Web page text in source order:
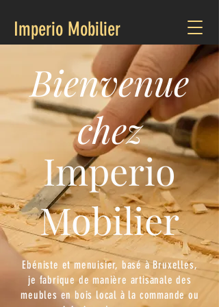
Imperio Mobilier
Bienvenue
chez
Imperio
Mobilier
Ebéniste et menuisier, basé à Bruxelles,
je fabrique de manière artisanale des
meubles en bois local à la commande ou